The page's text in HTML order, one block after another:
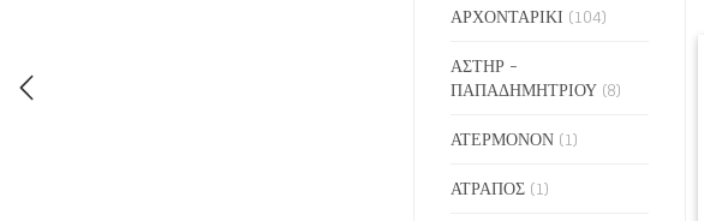
ΑΡΧΟΝΤΑΡΙΚΙ (104)
ΑΣΤΗΡ -
ΠΑΠΑΔΗΜΗΤΡΙΟΥ (8)
ΑΤΕΡΜΟΝΟΝ (1)
ΑΤΡΑΠΟΣ (1)